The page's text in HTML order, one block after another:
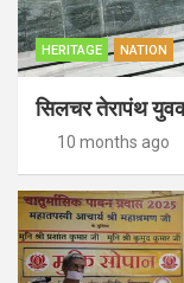
HERITAGE NATION
सिलचर तेरापंथ युवक
10 months ago